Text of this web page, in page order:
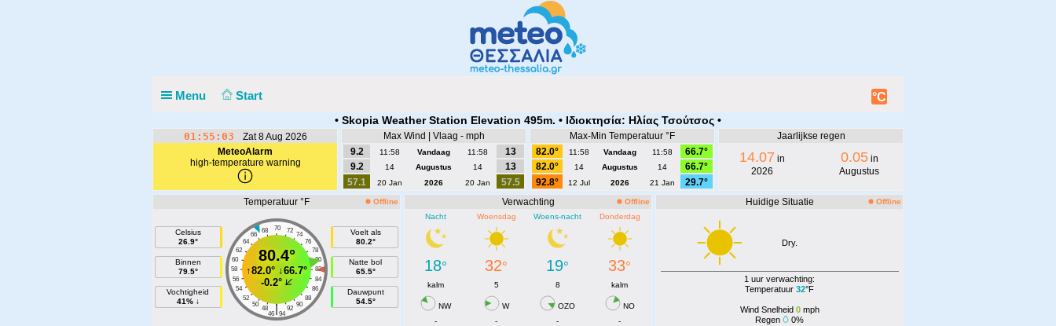
Menu Start °C
• Skopia Weather Station Elevation 495m. • Ιδιοκτησία: Ηλίας Τσούτσος •
01:55:03
Zat 8 Aug 2026
MeteoAlarm
high-temperature warning
Max Wind | Vlaag - mph
9.2
11:58 Vandaag 11:58
13
9.2
14 Augustus 14
13
57.1
20 Jan 2026 20 Jan 57.5
Max-Min Temperatuur °F
82.0°
11:58 Vandaag 11:58
66.7°
82.0°
14 Augustus 14
66.7°
92.8°
12 Jul 2026 21 Jan 29.7°
Jaarlijkse regen
14.07 in
2026
0.05in
Augustus
Temperatuur °F Offline
Celsius
26.9°
Binnen
79.5°
Vochtigheid
41% ↓
70
68 72
66
74
64
76
62
78
60
80
58
82
56
84
54
86
52
88
50
90
48 92
|
46 94
80.4°
↑82.0° ↓66.7°
-0.2°
Voelt als
80.2°
Natte bol
65.5°
Dauwpunt
54.5°
Verwachting
Offline
Nacht
Woensdag Woens-nacht Donderdag
18° 32° 19° 33°
kalm 5 8 kalm
NW W OZO
NO
-
- -
-
Huidige Situatie Offline
Dry.
1 uur verwachting:
Temperatuur 32°F
Wind Snelheid 0mph
Regen
0%